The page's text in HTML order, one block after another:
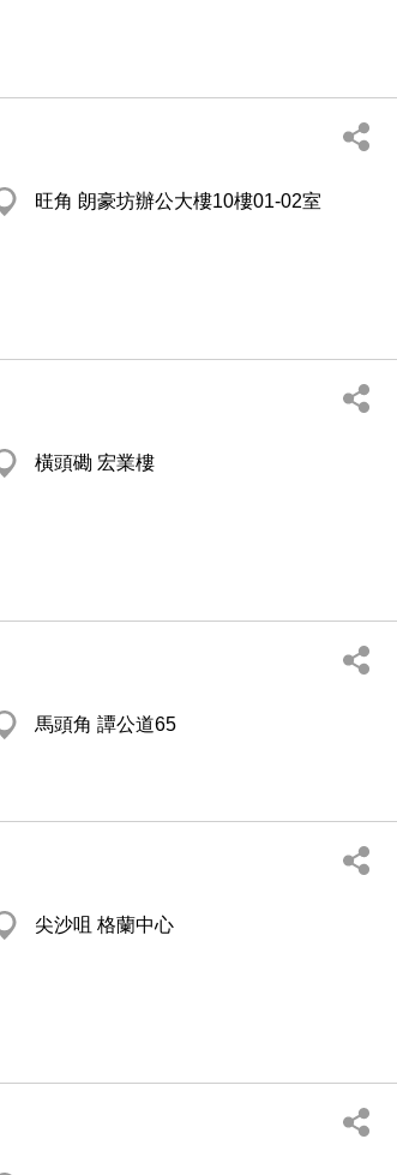
旺角 朗豪坊辦公大樓10樓01-02室
橫頭磡 宏業樓
馬頭角 譚公道65
尖沙咀 格蘭中心